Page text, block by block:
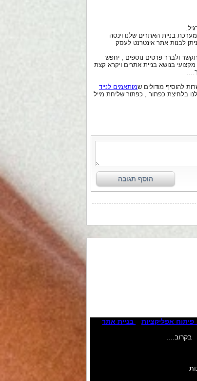
בניית האתרים שלנו וינסה
לבנות אתר אינטרנט לעסק
ולברר פרטים נוספים , יחפש
בנושא בניית אתרים ויקרא קצת
להוסיף מודולים שמותאמים לנייד
בלחיצת כפתור , כפתור שליחת מייל
פיתוח אפליקציות
בניית אתר